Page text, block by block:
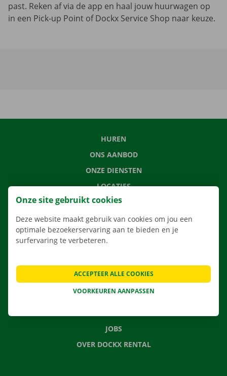
past. Reken af via de app en haal jouw huurwagen op
in een Pick-up Point of Dockx Service Shop naar keuze.
HUREN
ONS AANBOD
ONZE DIENSTEN
LOCATIES
APP
VERHUISOPLOSSINGEN
CONTACTEER ONS
VEELGESTELDE VRAGEN
JOBS
OVER DOCKX RENTAL
Onze site gebruikt cookies
Deze website maakt gebruik van cookies om jou een
optimale bezoekerservaring aan te bieden en je
surfervaring te verbeteren.
VOORKEUREN AANPASSEN
ACCEPTEER ALLE COOKIES